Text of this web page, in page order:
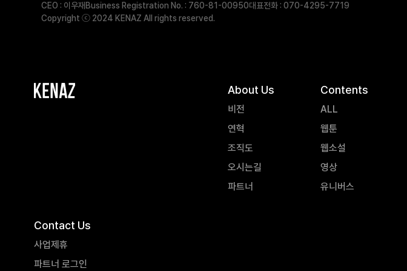
CEO : 이우재 Business Registration No. : 760-81-00950대표전화 : 070-4295-7719
Copyright ⓒ 2024 KENAZ All rights reserved.
About Us
비전
연혁
조직도
오시는길
파트너
Contents
ALL
웹툰
웹소설
영상
유니버스
Contact Us
사업제휴
파트너 로그인